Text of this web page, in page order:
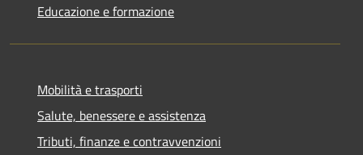
Educazione e formazione
Mobilità e trasporti
Salute, benessere e assistenza
Tributi, finanze e contravvenzioni